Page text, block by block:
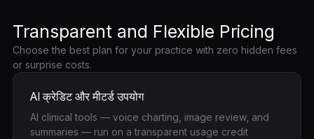
Transparent and Flexible Pricing
Choose the best plan for your practice with zero hidden fees
or surprise costs.
AI क्रेडिट और मीटर्ड उपयोग
AI clinical tools — voice charting, image review, and
summaries — run on a transparent usage credit